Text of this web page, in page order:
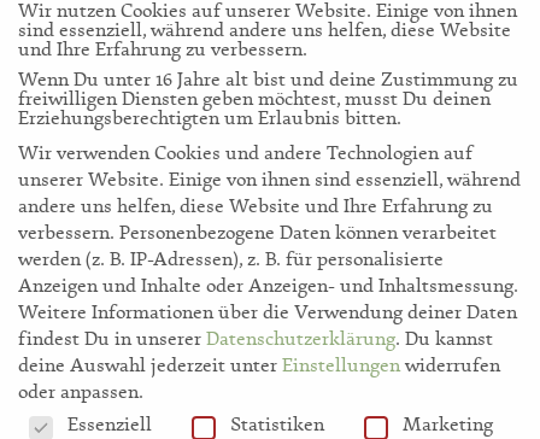
Enzyklopädie Essbare
Wildpflanzen –
Fleischhauer
69,00
Enzyklopädie der
psychoaktiven Pflanzen –
Rätsch
139,00€
Wir nutzen Cookies auf unserer Website. Einige von ihnen
sind essenziell, während andere uns helfen, diese Website
und Ihre Erfahrung zu verbessern.
Wenn Du unter 16 Jahre alt bist und deine Zustimmung zu
freiwilligen Diensten geben möchtest, musst Du deinen
Erziehungsberechtigten um Erlaubnis bitten.
Wir verwenden Cookies und andere Technologien auf
unserer Website. Einige von ihnen sind essenziell, während
andere uns helfen, diese Website und Ihre Erfahrung zu
verbessern. Personenbezogene Daten können verarbeitet
werden (z. B. IP-Adressen), z. B. für personalisierte
Anzeigen und Inhalte oder Anzeigen- und Inhaltsmessung.
Weitere Informationen über die Verwendung deiner Daten
findest Du in unserer Datenschutzerklärung. Du kannst
deine Auswahl jederzeit unter Einstellungenwiderrufen
oder anpassen.
Datenschutzeinstellungen
Essenziell Statistiken
Marketing